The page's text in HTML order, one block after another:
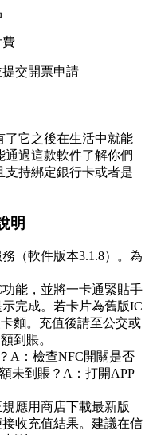
費
交開票申請
了它之後在生活中就能
過這款軟件了解你們
支持綁定銀行卡或者是
明
（軟件版本3.1.8）。為
能，並將一卡通緊貼手
完成。若卡片為舊版IC
麵。充值後請至公交或
到賬。
A：檢查NFC開關是否
未到賬？A：打開APP
應用商店下載最新版
收充值結果。建議在信